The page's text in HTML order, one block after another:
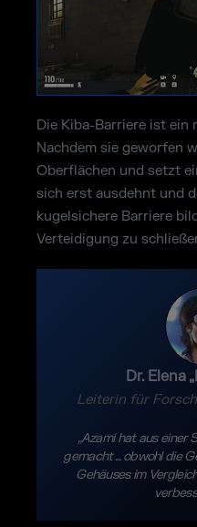
Dr. Elena
Leiterin für
„Azami hat aus einer
gemacht ... obwohl die
Gehäuses im
Die Kiba-Barriere ist ein
Nachdem sie geworfen
Oberflächen und setzt
sich erst ausdehnt und
kugelsichere Barriere
Verteidigung zu